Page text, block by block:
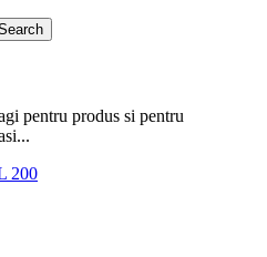
pentru produs si pentru
200